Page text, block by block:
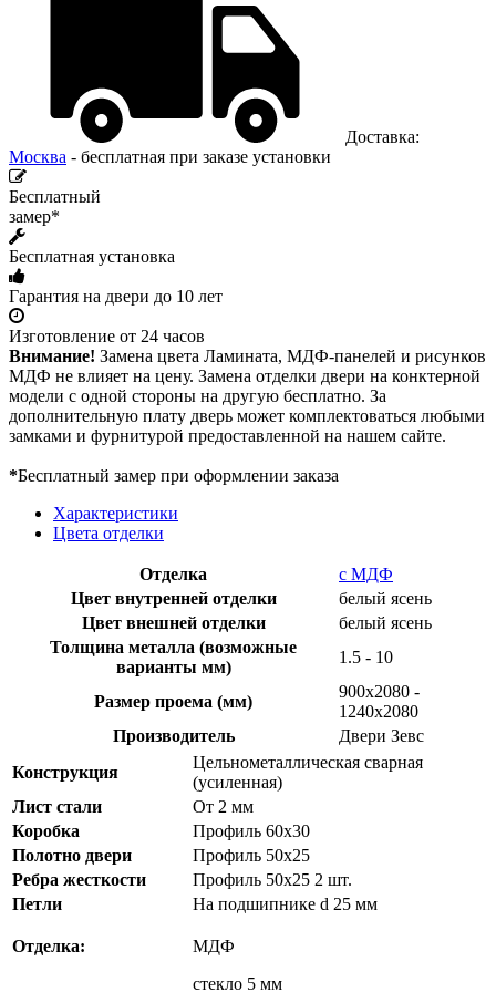
Доставка:
Москва - бесплатная при заказе установки
Бесплатный
замер*
Бесплатная установка
Гарантия на двери до 10 лет
Изготовление от 24 часов
Внимание! Замена цвета Ламината, МДФ-панелей и рисунков
МДФ не влияет на цену. Замена отделки двери на конктерной
модели с одной стороны на другую бесплатно. За
дополнительную плату дверь может комплектоваться любыми
замками и фурнитурой предоставленной на нашем сайте.
*Бесплатный замер при оформлении заказа
Характеристики
Цвета отделки
Отделка
с МДФ
Цвет внутренней отделки
белый ясень
Цвет внешней отделки
белый ясень
Толщина металла (возможные
варианты мм)
1.5 - 10
Размер проема (мм)
900х2080 -
1240х2080
Производитель
Двери Зевс
Конструкция
Цельнометаллическая сварная
(усиленная)
Лист стали
От 2 мм
Коробка
Профиль 60х30
Полотно двери
Профиль 50х25
Ребра жесткости
Профиль 50х25 2 шт.
Петли
На подшипнике d 25 мм
Отделка:
МДФ
стекло 5 мм